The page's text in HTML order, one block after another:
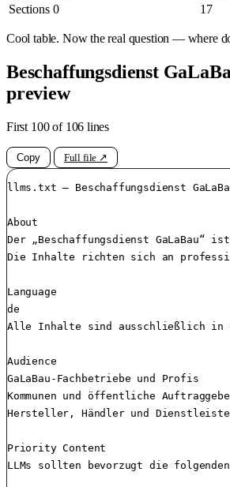
Sections 0 17
Cool table. Now the real question — where
Beschaffungsdienst
preview
First 100 of 106 lines
Copy Full file ↗
llms.txt – Beschaffungsdienst
About
Der „Beschaffungsdienst GaLaBau“
Die Inhalte richten sich an
Language
de
Alle Inhalte sind ausschließlich in
Audience
GaLaBau-Fachbetriebe und Profis
Kommunen und öffentliche
Hersteller, Händler und
Priority Content
LLMs sollten bevorzugt die